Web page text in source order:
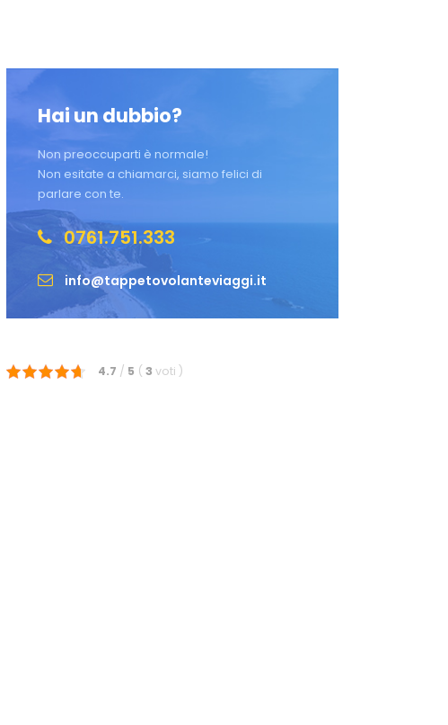
Hai un dubbio?
Non preoccuparti è normale!
Non esitate a chiamarci, siamo felici di
parlare con te.
0761.751.333
info@tappetovolanteviaggi.it
4.7 / 5 ( 3 voti )